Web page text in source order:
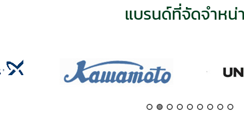
แบรนด์ที่จัดจำหน่